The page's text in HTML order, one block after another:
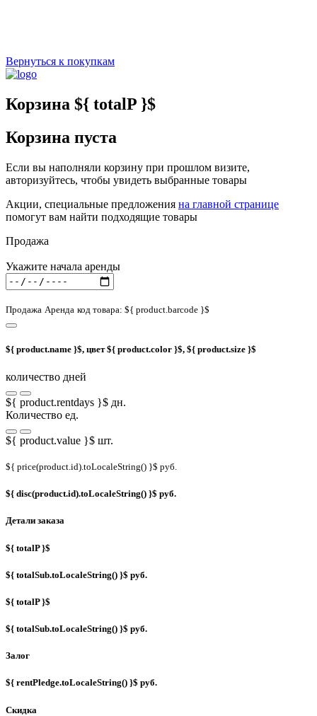
Вернуться к покупкам
Корзина ${ totalP }$
Корзина пуста
Если вы наполняли корзину при прошлом визите,
авторизуйтесь, чтобы увидеть выбранные товары
Акции, специальные предложения на главной странице
помогут вам найти подходящие товары
Продажа
Укажите начала аренды
Продажа Аренда код товара: ${ product.barcode }$
${ product.name }$, цвет ${ product.color }$, ${ product.size }$
количество дней
${ product.rentdays }$ дн.
Количество ед.
${ product.value }$ шт.
${ price(product.id).toLocaleString() }$ руб.
${ disc(product.id).toLocaleString() }$ руб.
Детали заказа
${ totalP }$
${ totalSub.toLocaleString() }$ руб.
${ totalP }$
${ totalSub.toLocaleString() }$ руб.
Залог
${ rentPledge.toLocaleString() }$ руб.
Скидка